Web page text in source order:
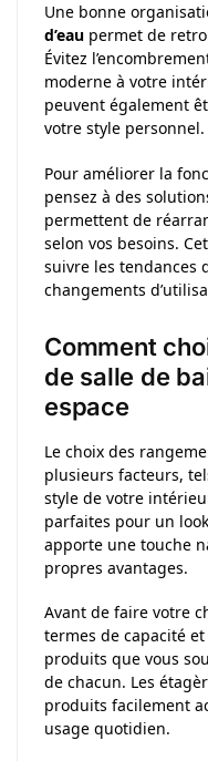
Une bonne
d’eau permet de
Évitez
moderne à votre
peuvent également
votre style personnel.
Pour améliorer la
pensez à des
permettent de
selon vos besoins.
suivre les tendances
changements
Comment
de salle de
espace
Le choix des
plusieurs facteurs,
style de votre
parfaites pour un
apporte une touche
propres avantages.
Avant de faire votre
termes de capacité
produits que vous
de chacun. Les
produits facilement
usage quotidien.